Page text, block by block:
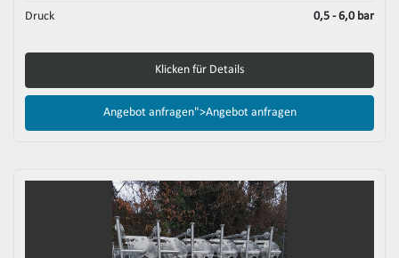
Druck 0,5 - 6,0 bar
Klicken für Details
Angebot anfragen">Angebot anfragen